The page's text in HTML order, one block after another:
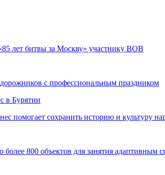
лет битвы за Москву» участнику ВОВ
с профессиональным праздником
в Бурятии
помогает сохранить историю и культуру
800 объектов для занятия адаптивным